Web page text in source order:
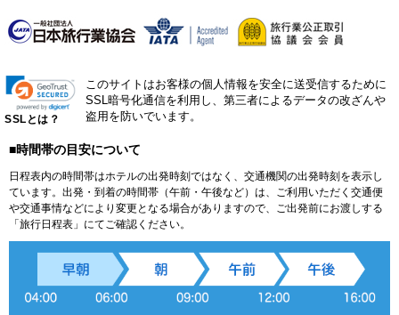
SSLとは？
このサイトはお客様の個人情報を安全に送受信するために
SSL暗号化通信を利用し、第三者によるデータの改ざんや
盗用を防いでいます。
■時間帯の目安について
日程表内の時間帯はホテルの出発時刻ではなく、交通機関の出発時刻を表示し
ています。出発・到着の時間帯（午前・午後など）は、ご利用いただく交通便
や交通事情などにより変更となる場合がありますので、ご出発前にお渡しする
「旅行日程表」にてご確認ください。